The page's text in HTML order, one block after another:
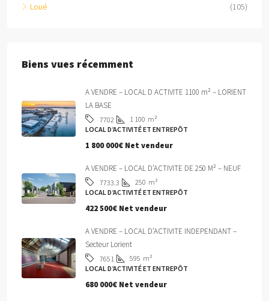
Loué
(105)
Biens vues récemment
A VENDRE – LOCAL D ACTIVITE 1100 m² – LORIENT
LA BASE
7702 1 100 m²
LOCAL D’ACTIVITÉ ET ENTREPÔT
1 800 000€ Net vendeur
A VENDRE – LOCAL D’ACTIVITE DE 250 M² – NEUF
7733.3 250 m²
LOCAL D’ACTIVITÉ ET ENTREPÔT
422 500€ Net vendeur
A VENDRE – LOCAL D’ACTIVITE INDEPENDANT –
Secteur Lorient
7651 595 m²
LOCAL D’ACTIVITÉ ET ENTREPÔT
680 000€ Net vendeur